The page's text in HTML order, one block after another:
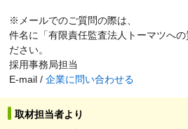
※メールでのご質問の際は、
件名に「有限責任監査法人トーマツへ
ださい。
採用事務局担当
E-mail / 企業に問い合わせる
取材担当者より